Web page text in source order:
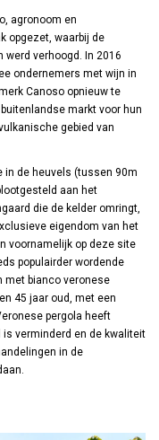
agronoom en
opgezet, waarbij de
verhoogd. In 2016
ondernemers met wijn in
Canoso opnieuw te
markt voor hun
gebied van
in de heuvels (tussen 90m
aan het
die de kelder omringt,
eigendom van het
voornamelijk op deze site
populairder wordende
met bianco veronese
45 jaar oud, met een
pergola heeft
verminderd en de kwaliteit
in de